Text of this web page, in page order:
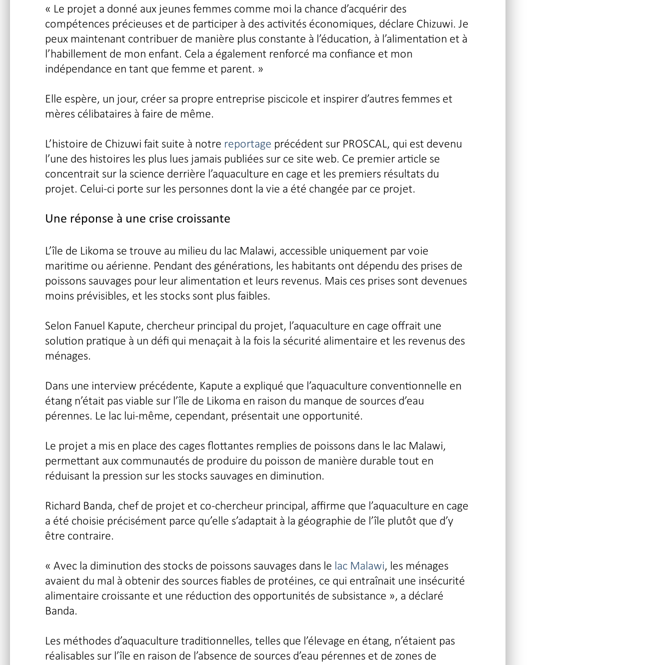
« Le projet a donné aux jeunes femmes comme moi la chance d’acquérir des
compétences précieuses et de participer à des activités économiques, déclare Chizuwi. Je
peux maintenant contribuer de manière plus constante à l’éducation, à l’alimentation et à
l’habillement de mon enfant. Cela a également renforcé ma confiance et mon
indépendance en tant que femme et parent. »
Elle espère, un jour, créer sa propre entreprise piscicole et inspirer d’autres femmes et
mères célibataires à faire de même.
L’histoire de Chizuwi fait suite à notre reportage précédent sur PROSCAL, qui est devenu
l’une des histoires les plus lues jamais publiées sur ce site web. Ce premier article se
concentrait sur la science derrière l’aquaculture en cage et les premiers résultats du
projet. Celui-ci porte sur les personnes dont la vie a été changée par ce projet.
Une réponse à une crise croissante
L’île de Likoma se trouve au milieu du lac Malawi, accessible uniquement par voie
maritime ou aérienne. Pendant des générations, les habitants ont dépendu des prises de
poissons sauvages pour leur alimentation et leurs revenus. Mais ces prises sont devenues
moins prévisibles, et les stocks sont plus faibles.
Selon Fanuel Kapute, chercheur principal du projet, l’aquaculture en cage offrait une
solution pratique à un défi qui menaçait à la fois la sécurité alimentaire et les revenus des
ménages.
Dans une interview précédente, Kapute a expliqué que l’aquaculture conventionnelle en
étang n’était pas viable sur l’île de Likoma en raison du manque de sources d’eau
pérennes. Le lac lui-même, cependant, présentait une opportunité.
Le projet a mis en place des cages flottantes remplies de poissons dans le lac Malawi,
permettant aux communautés de produire du poisson de manière durable tout en
réduisant la pression sur les stocks sauvages en diminution.
Richard Banda, chef de projet et co-chercheur principal, affirme que l’aquaculture en cage
a été choisie précisément parce qu’elle s’adaptait à la géographie de l’île plutôt que d’y
être contraire.
« Avec la diminution des stocks de poissons sauvages dans le lac Malawi, les ménages
avaient du mal à obtenir des sources fiables de protéines, ce qui entraînait une insécurité
alimentaire croissante et une réduction des opportunités de subsistance », a déclaré
Banda.
Les méthodes d’aquaculture traditionnelles, telles que l’élevage en étang, n’étaient pas
réalisables sur l’île en raison de l’absence de sources d’eau pérennes et de zones de